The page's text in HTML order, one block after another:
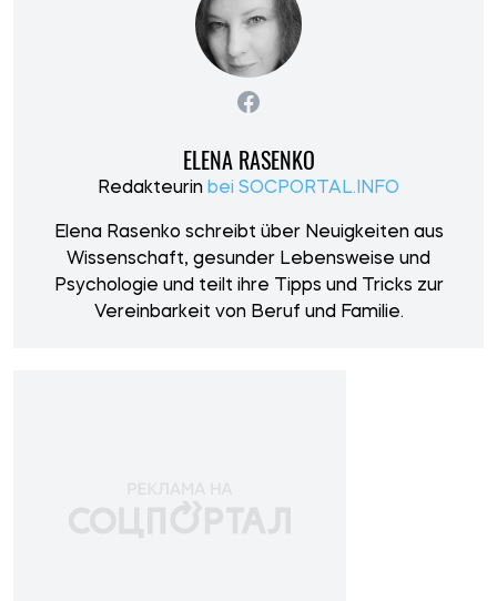
ELENA RASENKO
Redakteurin bei SOCPORTAL.INFO
Elena Rasenko schreibt über Neuigkeiten aus
Wissenschaft, gesunder Lebensweise und
Psychologie und teilt ihre Tipps und Tricks zur
Vereinbarkeit von Beruf und Familie.